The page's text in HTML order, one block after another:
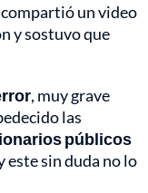
un video
y sostuvo que
, muy grave
las
públicos
este sin duda no lo